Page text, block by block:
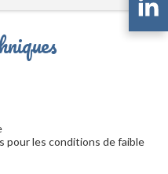
pour les conditions de faible